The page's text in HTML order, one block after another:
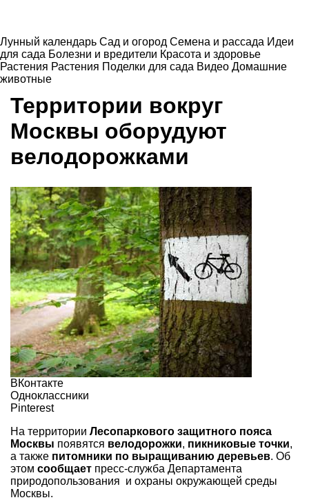
Лунный календарь Сад и огород Семена и рассада Идеи
для сада Болезни и вредители Красота и здоровье
Растения Растения Поделки для сада Видео Домашние
животные
Территории вокруг
Москвы оборудуют
велодорожками
ВКонтакте
Одноклассники
Pinterest
На территории Лесопаркового защитного пояса
Москвы появятся велодорожки, пикниковые точки,
а также питомники по выращиванию деревьев. Об
этом сообщает пресс-служба Департамента
природопользования и охраны окружающей среды
Москвы.